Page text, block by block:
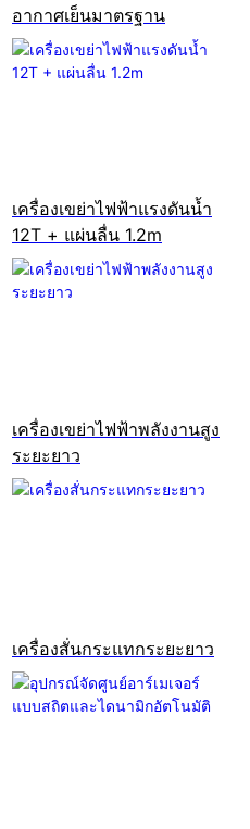
อากาศเย็นมาตรฐาน
เครื่องเขย่าไฟฟ้าแรงดันน้ำ
12T + แผ่นลื่น 1.2m
เครื่องเขย่าไฟฟ้าพลังงานสูง
ระยะยาว
เครื่องสั่นกระแทกระยะยาว